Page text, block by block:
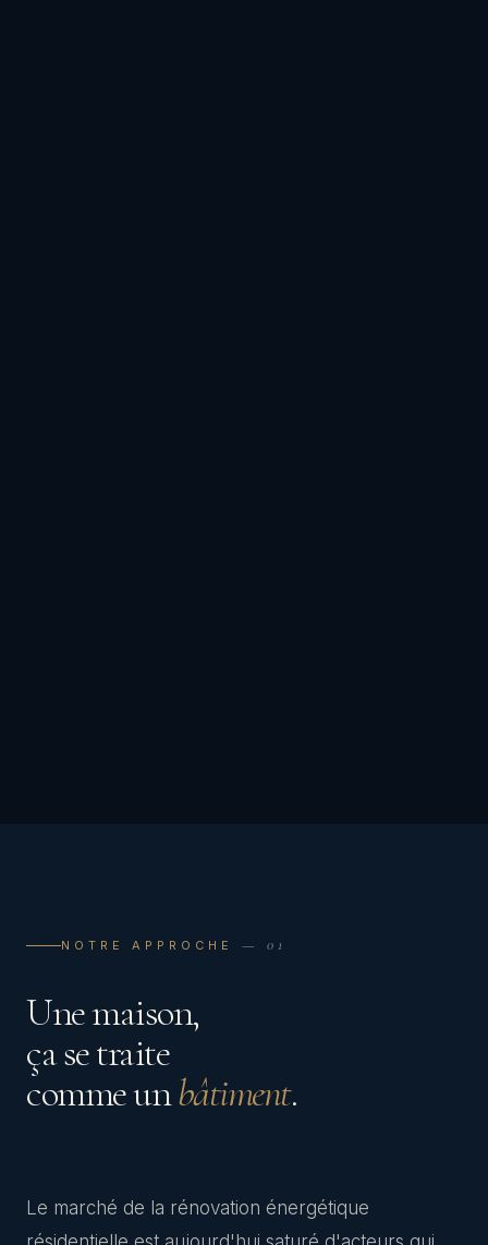
NOTRE APPROCHE — 01
Une maison,
ça se traite
comme unbâtiment.
Le marché de la rénovation énergétique